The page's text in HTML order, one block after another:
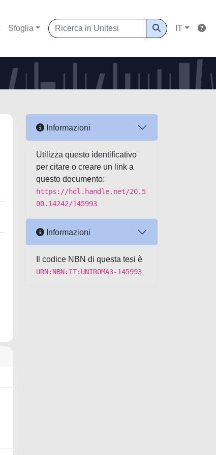
Sfoglia IT
Informazioni
Utilizza questo identificativo
per citare o creare un link a
questo documento:
https://hdl.handle.net/20.5
00.14242/145993
Informazioni
Il codice NBN di questa tesi è
URN:NBN:IT:UNIROMA3-145993